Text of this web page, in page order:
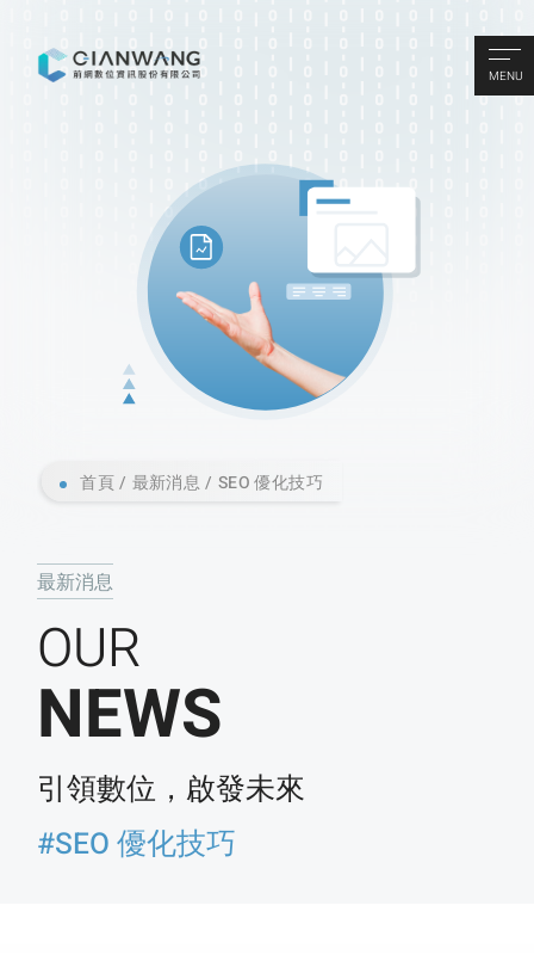
MENU
首頁 最新消息 SEO 優化技巧
最新消息
OUR
NEWS
引領數位，啟發未來
#SEO 優化技巧